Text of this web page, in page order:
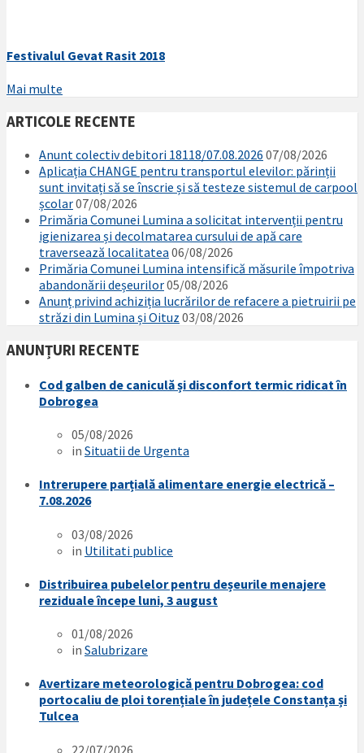
Festivalul Gevat Rasit 2018
Mai multe
ARTICOLE RECENTE
Anunt colectiv debitori 18118/07.08.2026 07/08/2026
Aplicația CHANGE pentru transportul elevilor: părinții
sunt invitați să se înscrie și să testeze sistemul de carpool
școlar07/08/2026
Primăria Comunei Lumina a solicitat intervenții pentru
igienizarea și decolmatarea cursului de apă care
traversează localitatea 06/08/2026
Primăria Comunei Lumina intensifică măsurile împotriva
abandonării deșeurilor05/08/2026
Anunț privind achiziția lucrărilor de refacere a pietruirii pe
străzi din Lumina și Oituz 03/08/2026
ANUNȚURI RECENTE
Cod galben de caniculă și disconfort termic ridicat în
Dobrogea
05/08/2026
in Situatii de Urgenta
Intrerupere parțială alimentare energie electrică –
7.08.2026
03/08/2026
in Utilitati publice
Distribuirea pubelelor pentru deșeurile menajere
reziduale începe luni, 3 august
01/08/2026
in Salubrizare
Avertizare meteorologică pentru Dobrogea: cod
portocaliu de ploi torențiale în județele Constanța și
Tulcea
22/07/2026